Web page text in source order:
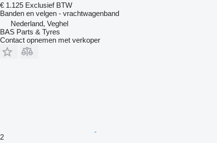
€ 1.125 Exclusief BTW
Banden en velgen - vrachtwagenband
Nederland, Veghel
BAS Parts & Tyres
Contact opnemen met verkoper
2